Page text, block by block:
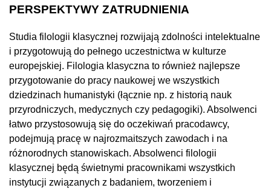
PERSPEKTYWY ZATRUDNIENIA
Studia filologii klasycznej rozwijają zdolności intelektualne
i przygotowują do pełnego uczestnictwa w kulturze
europejskiej. Filologia klasyczna to również najlepsze
przygotowanie do pracy naukowej we wszystkich
dziedzinach humanistyki (łącznie np. z historią nauk
przyrodniczych, medycznych czy pedagogiki). Absolwenci
łatwo przystosowują się do oczekiwań pracodawcy,
podejmują pracę w najrozmaitszych zawodach i na
różnorodnych stanowiskach. Absolwenci filologii
klasycznej będą świetnymi pracownikami wszystkich
instytucji związanych z badaniem, tworzeniem i